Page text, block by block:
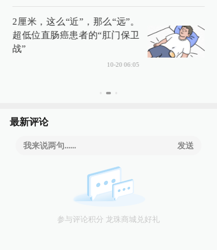
2厘米，这么“近”，那么“远”。
超低位直肠癌患者的“肛门保卫
战”
10-20 06:05
最新评论
我来说两句...... 发送
参与评论积分 龙珠商城兑好礼